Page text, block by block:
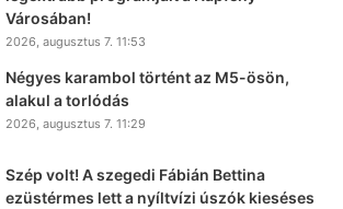
Városában!
2026, augusztus 7. 11:53
Négyes karambol történt az M5-ösön,
alakul a torlódás
2026, augusztus 7. 11:29
Szép volt! A szegedi Fábián Bettina
ezüstérmes lett a nyíltvízi úszók kieséses